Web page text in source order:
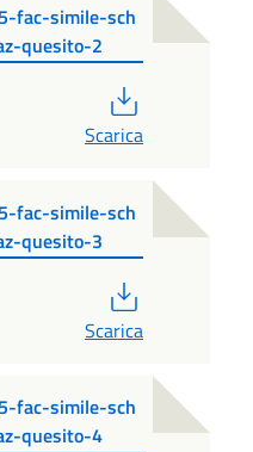
fac-simile-sch
quesito-2
Scarica
fac-simile-sch
quesito-3
Scarica
fac-simile-sch
quesito-4